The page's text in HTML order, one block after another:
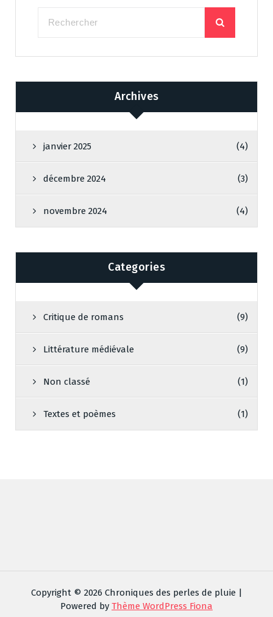
Archives
janvier 2025 (4)
décembre 2024 (3)
novembre 2024 (4)
Categories
Critique de romans (9)
Littérature médiévale (9)
Non classé (1)
Textes et poèmes (1)
Copyright © 2026 Chroniques des perles de pluie |
Powered by Thème WordPress Fiona